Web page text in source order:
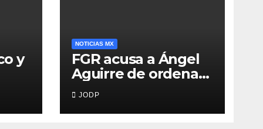
y
NOTICIAS MX
FGR acusa a Ángel
Aguirre de ordenar
destruir videos
clave del caso
Ayotzinapa
JODP